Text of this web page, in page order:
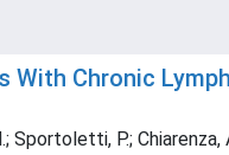
Chronic
Sportoletti, P.; Chiarenza,